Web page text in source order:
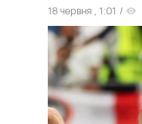
18 червня , 1:01 /